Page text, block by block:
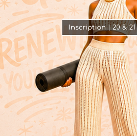
Inscription | 20 &